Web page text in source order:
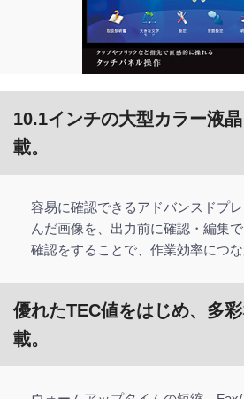
10.1インチの大型カラー液
載。
容易に確認できるアドバンスドプ
んだ画像を、出力前に確認・編集
確認をすることで、作業効率につな
優れたTEC値をはじめ、多
載。